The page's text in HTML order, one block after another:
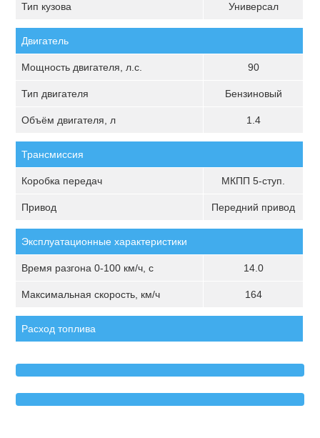
Тип кузова Универсал
Двигатель
Мощность двигателя, л.с. 90
Тип двигателя Бензиновый
Объём двигателя, л 1.4
Трансмиссия
Коробка передач МКПП 5-ступ.
Привод Передний привод
Эксплуатационные характеристики
Время разгона 0-100 км/ч, с 14.0
Максимальная скорость, км/ч 164
Расход топлива